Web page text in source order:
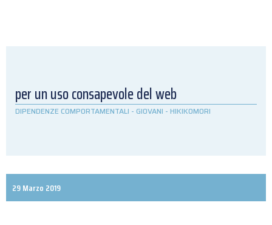
per un uso consapevole del web
DIPENDENZE COMPORTAMENTALI - GIOVANI - HIKIKOMORI
29 Marzo 2019